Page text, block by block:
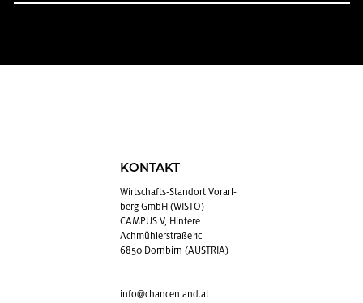
KONTAKT
Wirt­schafts-Stand­ort Vor­arl­
berg GmbH (WISTO)
CAMPUS V, Hintere
Achmühlerstraße 1c
6850 Dornbirn (AUSTRIA)
info@​chancenland.​at